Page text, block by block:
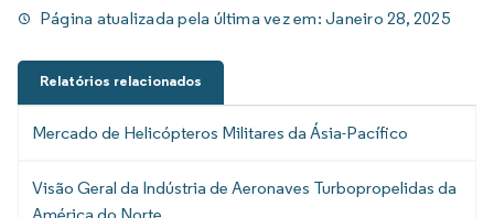
Página atualizada pela última vez em:Janeiro 28, 2025
Relatórios relacionados
Mercado de Helicópteros Militares da Ásia-Pacífico
Visão Geral da Indústria de Aeronaves Turbopropelidas da